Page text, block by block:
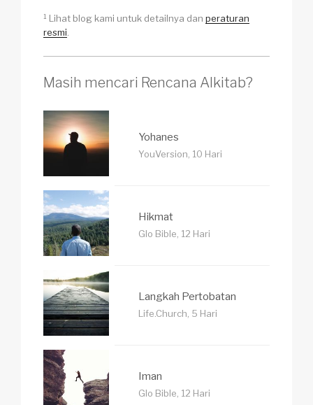
1 Lihat blog kami untuk detailnya dan peraturan
resmi.
Masih mencari Rencana Alkitab?
Yohanes
YouVersion, 10 Hari
Hikmat
Glo Bible, 12 Hari
Langkah Pertobatan
Life.Church, 5 Hari
Iman
Glo Bible, 12 Hari